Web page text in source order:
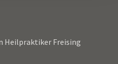
Heilpraktiker Freising